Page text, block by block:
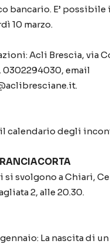
bancario. E’
10 marzo.
Acli Brescia, via
0302294030, email
calendario degli
svolgono a Chiari,
2, alle 20.30.
La nascita di